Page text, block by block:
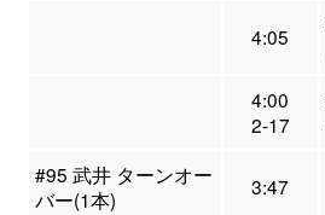
4:05
4:00
2-17
#95 武井 ターンオー
バー(1本)
3:47